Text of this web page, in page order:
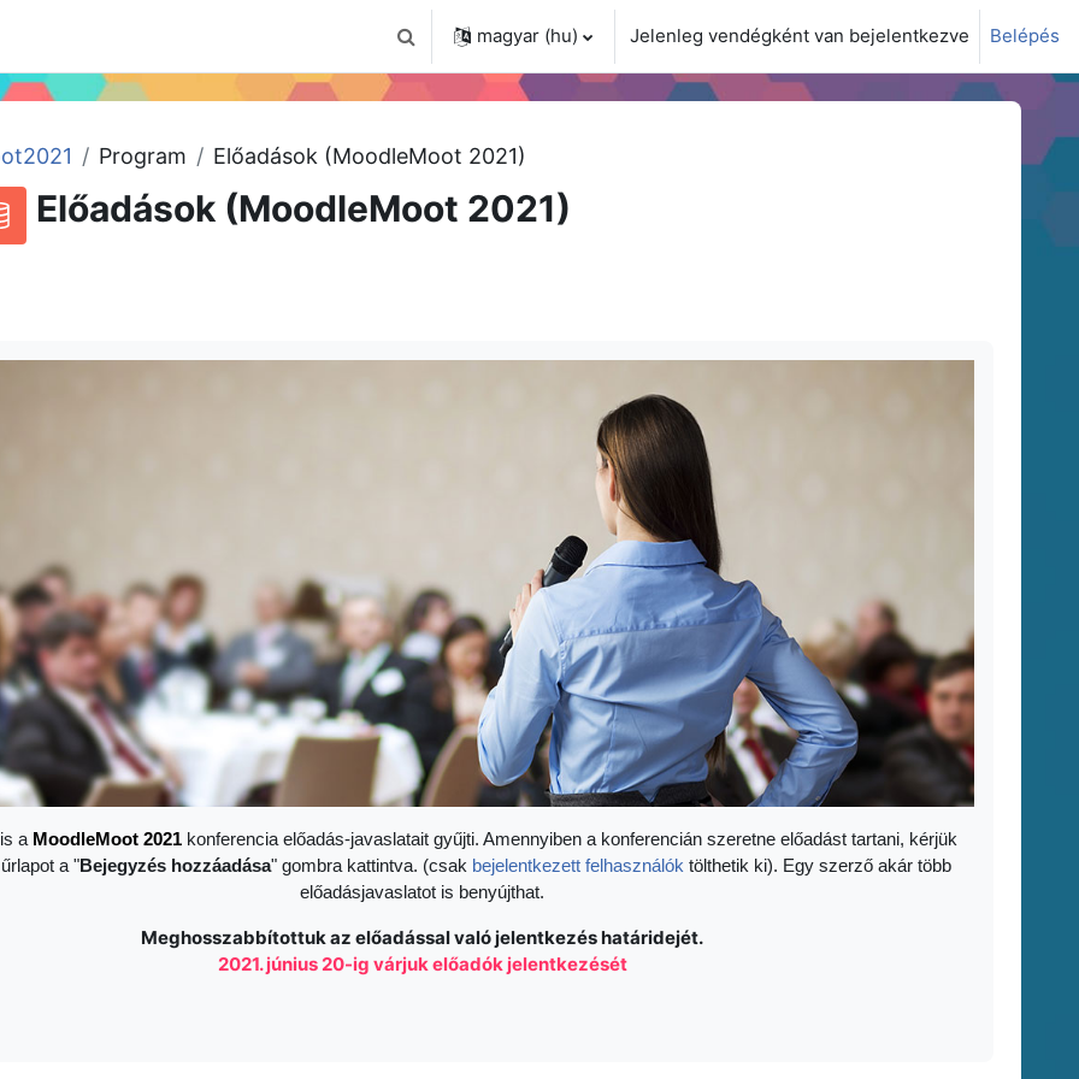
Keresési bemeneti adatok váltása
magyar ‎(hu)‎ Jelenleg vendégként van bejelentkezve Belépés
Program Előadások (MoodleMoot 2021)
Előadások (MoodleMoot 2021)
a MoodleMoot 2021 konferencia előadás-javaslatait gyűjti. Amennyiben a konferencián szeretne előadást tartani, kérjük
a "Bejegyzés hozzáadása" gombra kattintva. (csak bejelentkezett felhasználók tölthetik ki). Egy szerző akár több
előadásjavaslatot is benyújthat.
Meghosszabbítottuk az előadással való jelentkezés határidejét.
2021. június 20-ig várjuk előadók jelentkezését